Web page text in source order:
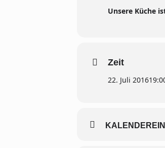
Unsere Küche
Zeit
22. Juli 2016